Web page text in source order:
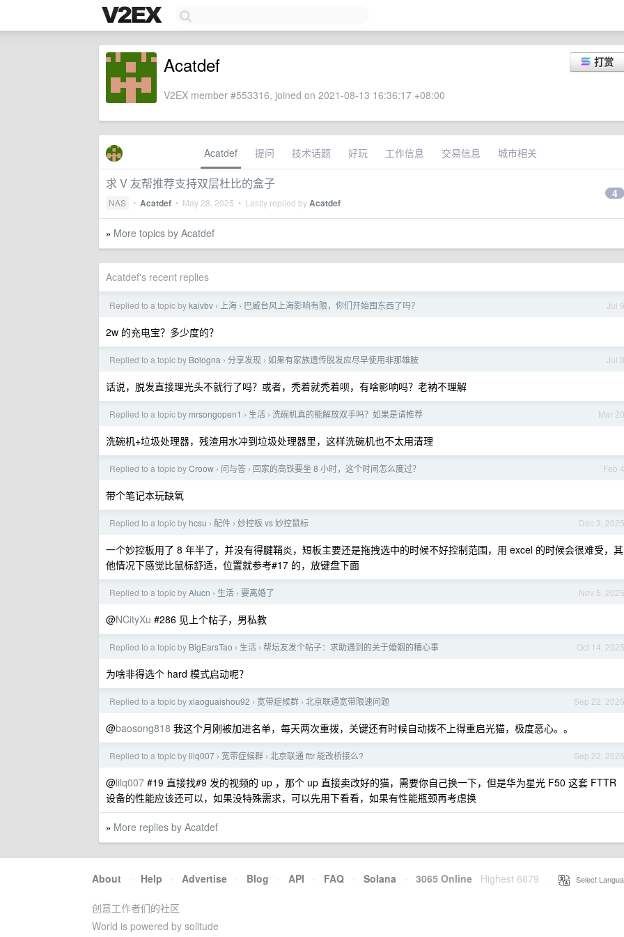
打赏
Acatdef
V2EX member #553316, joined on 2021-08-13 16:36:17 +08:00
Acatdef 提问 技术话题 好玩 工作信息 交易信息 城市相关
求 V 友帮推荐支持双层杜比的盒子
NAS • Acatdef • May 28, 2025 • Lastly replied byAcatdef
4
» More topics by Acatdef
Acatdef's recent replies
Jul 9
Replied to a topic bykaivbv › 上海 › 巴威台风上海影响有限，你们开始囤东西了吗？
2w 的充电宝？多少度的？
Jul 8
Replied to a topic by Bologna › 分享发现 › 如果有家族遗传脱发应尽早使用非那雄胺
话说，脱发直接理光头不就行了吗？或者，秃着就秃着呗，有啥影响吗？老衲不理解
Mar 20
Replied to a topic by mrsongopen1 › 生活 › 洗碗机真的能解放双手吗？如果是请推荐
洗碗机+垃圾处理器，残渣用水冲到垃圾处理器里，这样洗碗机也不太用清理
Feb 4
Replied to a topic byCroow › 问与答 › 回家的高铁要坐 8 小时，这个时间怎么度过？
带个笔记本玩缺氧
Dec 3, 2025
Replied to a topic by hcsu › 配件 › 妙控板 vs 妙控鼠标
一个妙控板用了 8 年半了，并没有得腱鞘炎，短板主要还是拖拽选中的时候不好控制范围，用 excel 的时候会很难受，其
他情况下感觉比鼠标舒适，位置就参考#17 的，放键盘下面
Nov 5, 2025
Replied to a topic byAlucn › 生活 › 要离婚了
@NCityXu #286 见上个帖子，男私教
Oct 14, 2025
Replied to a topic by BigEarsTao › 生活 › 帮坛友发个帖子：求助遇到的关于婚姻的糟心事
为啥非得选个 hard 模式启动呢？
Sep 22, 2025
Replied to a topic byxiaoguaishou92 › 宽带症候群 › 北京联通宽带限速问题
@baosong818 我这个月刚被加进名单，每天两次重拨，关键还有时候自动拨不上得重启光猫，极度恶心。。
Sep 22, 2025
Replied to a topic by lilq007 › 宽带症候群 › 北京联通 fttr 能改桥接么?
@lilq007 #19 直接找#9 发的视频的 up ，那个 up 直接卖改好的猫，需要你自己换一下，但是华为星光 F50 这套 FTTR
设备的性能应该还可以，如果没特殊需求，可以先用下看看，如果有性能瓶颈再考虑换
» More replies by Acatdef
About · Help · Advertise · Blog · API · FAQ · Solana · 3065 Online Highest 6679 Select
创意工作者们的社区
World is powered by solitude